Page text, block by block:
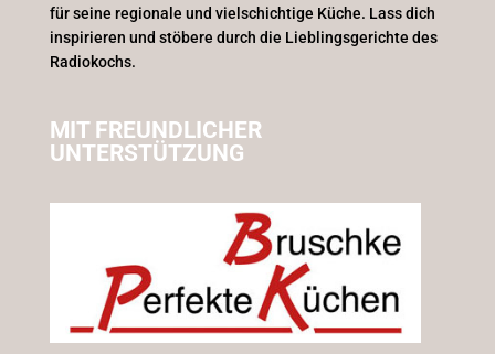
für seine regionale und vielschichtige Küche. Lass dich
inspirieren und stöbere durch die Lieblingsgerichte des
Radiokochs.
MIT FREUNDLICHER
UNTERSTÜTZUNG